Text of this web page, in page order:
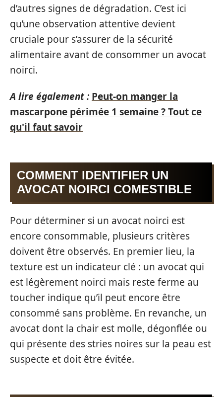
d’autres signes de dégradation. C’est ici
qu’une observation attentive devient
cruciale pour s’assurer de la sécurité
alimentaire avant de consommer un avocat
noirci.
A lire également : Peut-on manger la
mascarpone périmée 1 semaine ? Tout ce
qu'il faut savoir
COMMENT IDENTIFIER UN
AVOCAT NOIRCI COMESTIBLE
Pour déterminer si un avocat noirci est
encore consommable, plusieurs critères
doivent être observés. En premier lieu, la
texture est un indicateur clé : un avocat qui
est légèrement noirci mais reste ferme au
toucher indique qu’il peut encore être
consommé sans problème. En revanche, un
avocat dont la chair est molle, dégonflée ou
qui présente des stries noires sur la peau est
suspecte et doit être évitée.